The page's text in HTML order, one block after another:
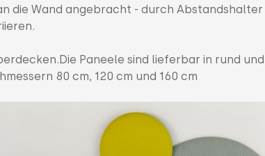
die Wand angebracht - durch
Paneele sind lieferbar in rund
80 cm, 120 cm und 160 cm